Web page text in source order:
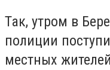
Так, утром в
полиции
местных